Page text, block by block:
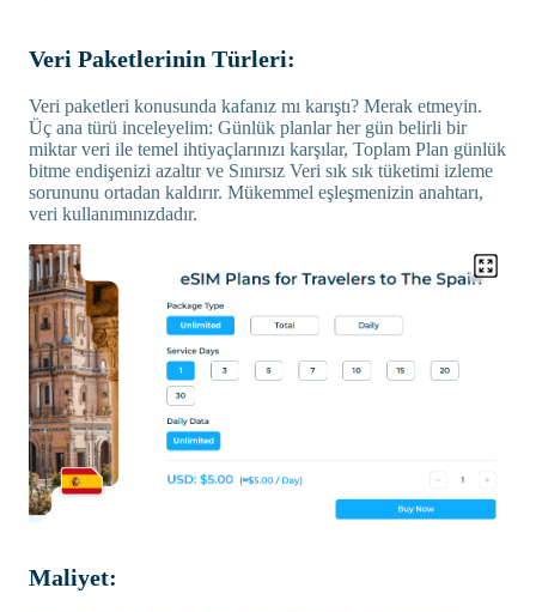
Veri Paketlerinin Türleri:
Veri paketleri konusunda kafanız mı karıştı? Merak etmeyin.
Üç ana türü inceleyelim: Günlük planlar her gün belirli bir
miktar veri ile temel ihtiyaçlarınızı karşılar, Toplam Plan günlük
bitme endişenizi azaltır ve Sınırsız Veri sık sık tüketimi izleme
sorununu ortadan kaldırır. Mükemmel eşleşmenizin anahtarı,
veri kullanımınızdadır.
Maliyet: